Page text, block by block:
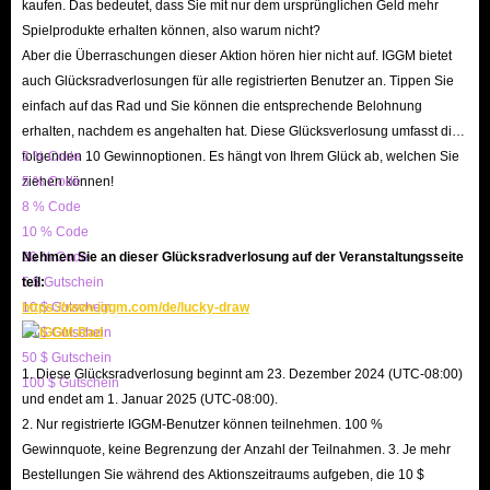
niedrigste auf dem Markt bleiben. Und an jedem wichtigen Feiertag
werden wir auch Werbeaktivitäten formulieren oder tolle Gutscheincodes
für die Mehrheit der Spieler ausgeben, damit Sie mehr Flux Trove für
Partnerprogramm von IGGM.com besuchen, um zusätzliches Geld zu
verdienen. Es ist eine gute Möglichkeit, das verdiente Geld bei IGGM
gegen Trove Flux im entsprechenden Wert einzutauschen oder den
Nachdem Sie eine Bestellung zum Kauf von Trove Flux PC aufgegeben
haben, bestätigen wir Ihre Bestellinformationen. Bitte beachten Sie
gleichzeitig, dass Sie Ihre persönlichen Daten und Lieferinformationen
korrekt eingeben müssen, da wir Ihnen sonst das Produkt möglicherweise
nicht erfolgreich liefern können.
Generell können wir die extrem schnelle und schöne Lieferung in kürzester
Zeit für Sie erledigen.
kaufen. Das bedeutet, dass Sie mit nur dem ursprünglichen Geld mehr
Spielprodukte erhalten können, also warum nicht?
Aber die Überraschungen dieser Aktion hören hier nicht auf. IGGM bietet
auch Glücksradverlosungen für alle registrierten Benutzer an. Tippen Sie
einfach auf das Rad und Sie können die entsprechende Belohnung
erhalten, nachdem es angehalten hat. Diese Glücksverlosung umfasst die
folgenden 10 Gewinnoptionen. Es hängt von Ihrem Glück ab, welchen Sie
ziehen können!
3 % Code
5 % Code
8 % Code
10 % Code
20 % Code
5 $ Gutschein
10 $ Gutschein
20 $ Gutschein
50 $ Gutschein
100 $ Gutschein
Nehmen Sie an dieser Glücksradverlosung auf der Veranstaltungsseite
teil:
https://www.iggm.com/de/lucky-draw
1. Diese Glücksradverlosung beginnt am 23. Dezember 2024 (UTC-08:00)
und endet am 1. Januar 2025 (UTC-08:00).
2. Nur registrierte IGGM-Benutzer können teilnehmen. 100 %
Gewinnquote, keine Begrenzung der Anzahl der Teilnahmen. 3. Je mehr
Bestellungen Sie während des Aktionszeitraums aufgeben, die 10 $